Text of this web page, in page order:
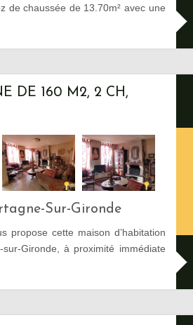
de chaussée de 13.70m² avec une
DE 160 M2, 2 CH,
Sur-Gironde
propose cette maison d’habitation
Gironde, à proximité immédiate